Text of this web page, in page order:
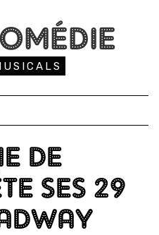
DE
SES 29